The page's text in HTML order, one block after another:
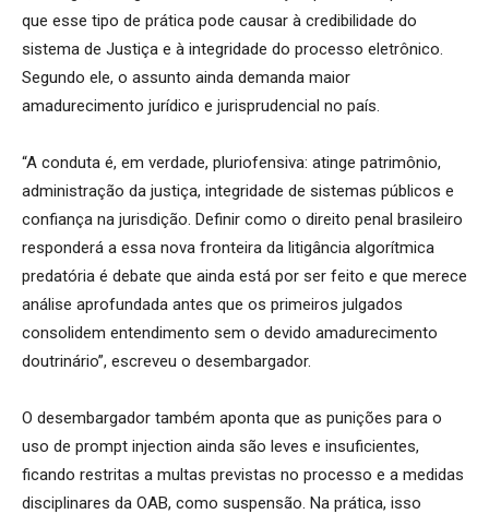
que esse tipo de prática pode causar à credibilidade do
sistema de Justiça e à integridade do processo eletrônico.
Segundo ele, o assunto ainda demanda maior
amadurecimento jurídico e jurisprudencial no país.
“A conduta é, em verdade, pluriofensiva: atinge patrimônio,
administração da justiça, integridade de sistemas públicos e
confiança na jurisdição. Definir como o direito penal brasileiro
responderá a essa nova fronteira da litigância algorítmica
predatória é debate que ainda está por ser feito e que merece
análise aprofundada antes que os primeiros julgados
consolidem entendimento sem o devido amadurecimento
doutrinário”, escreveu o desembargador.
O desembargador também aponta que as punições para o
uso de prompt injection ainda são leves e insuficientes,
ficando restritas a multas previstas no processo e a medidas
disciplinares da OAB, como suspensão. Na prática, isso